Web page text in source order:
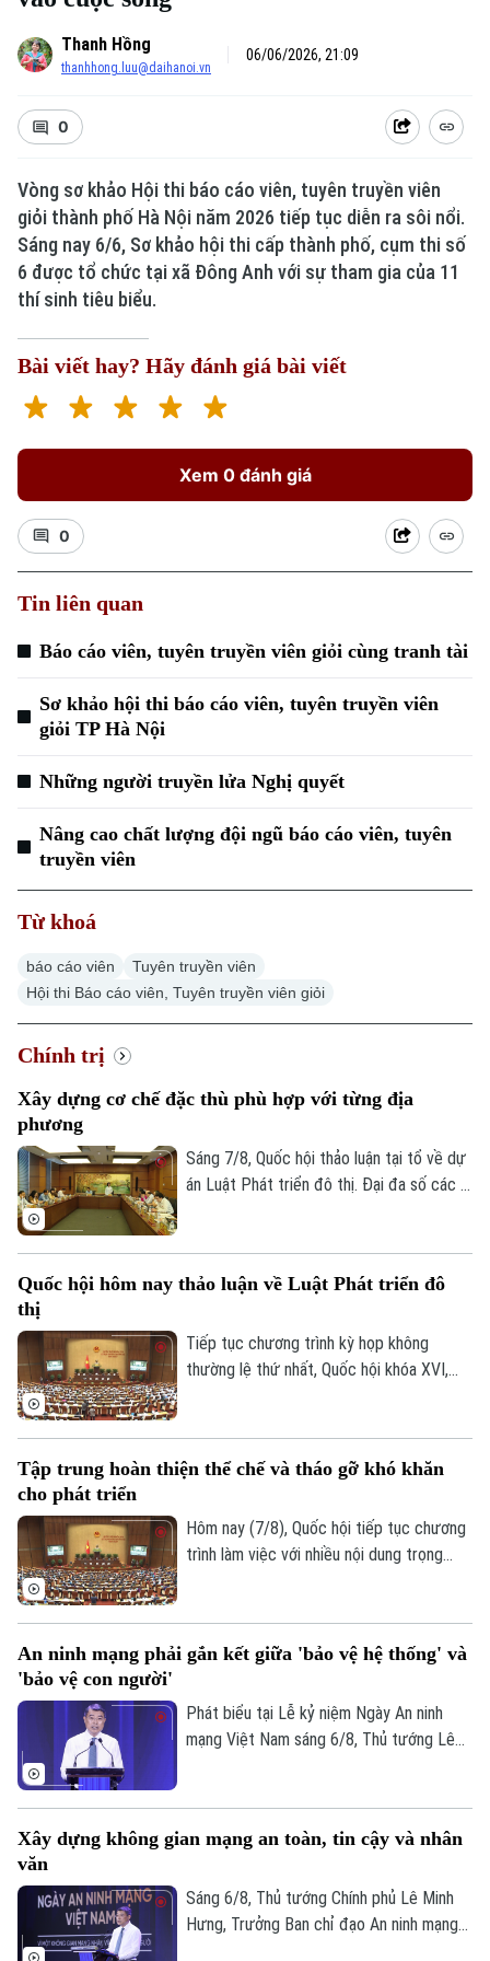
Xu hướng
Chuyên mục
Thời sự
Hà Nội
Hà Nội
Thanh Hồng
thanhhong.luu@daihanoi.vn
06/06/2026, 21:09
0
Vòng sơ khảo Hội thi báo cáo viên, tuyên truyền viên
giỏi thành phố Hà Nội năm 2026 tiếp tục diễn ra sôi nổi.
Sáng nay 6/6, Sơ khảo hội thi cấp thành phố, cụm thi số
6 được tổ chức tại xã Đông Anh với sự tham gia của 11
thí sinh tiêu biểu.
Bài viết hay? Hãy đánh giá bài viết
Xem 0 đánh giá
0
Tin liên quan
Báo cáo viên, tuyên truyền viên giỏi cùng tranh tài
Sơ khảo hội thi báo cáo viên, tuyên truyền viên
giỏi TP Hà Nội
Những người truyền lửa Nghị quyết
Nâng cao chất lượng đội ngũ báo cáo viên, tuyên
truyền viên
Từ khoá
báo cáo viên
Tuyên truyền viên
Hội thi Báo cáo viên, Tuyên truyền viên giỏi
Chính trị
Xây dựng cơ chế đặc thù phù hợp với từng địa
phương
Sáng 7/8, Quốc hội thảo luận tại tổ về dự
án Luật Phát triển đô thị. Đại đa số các ý
phải căn cứ vào tình hình, đặc điểm của
Quốc hội hôm nay thảo luận về Luật Phát triển đô
thị
Tiếp tục chương trình kỳ họp không
thường lệ thứ nhất, Quốc hội khóa XVI,
triển đô thị.
Tập trung hoàn thiện thể chế và tháo gỡ khó khăn
cho phát triển
Hôm nay (7/8), Quốc hội tiếp tục chương
trình làm việc với nhiều nội dung trọng
được kỳ vọng tháo gỡ điểm nghẽn về thể
đẩy các đô thị phát triển nhanh, bền
vững.
An ninh mạng phải gắn kết giữa 'bảo vệ hệ thống' và
'bảo vệ con người'
Phát biểu tại Lễ kỷ niệm Ngày An ninh
mạng Việt Nam sáng 6/8, Thủ tướng Lê
"bảo vệ hệ thống" và "bảo vệ con người",
Nhân dân làm thước đo cao nhất cho mọi
chính sách.
Xây dựng không gian mạng an toàn, tin cậy và nhân
văn
Sáng 6/8, Thủ tướng Chính phủ Lê Minh
Hưng, Trưởng Ban chỉ đạo An ninh mạng